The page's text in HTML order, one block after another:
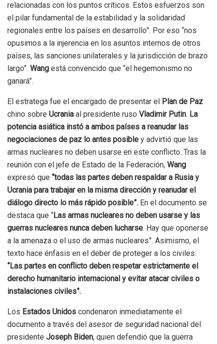
relacionadas con los puntos críticos. Estos esfuerzos son
el pilar fundamental de la estabilidad y la solidaridad
regionales entre los países en desarrollo”. Por eso “nos
opusimos a la injerencia en los asuntos internos de otros
países, las sanciones unilaterales y la jurisdicción de brazo
largo”. Wang está convencido que “el hegemonismo no
ganará”.
El estratega fue el encargado de presentar el
Plan de Paz
chino sobre Ucrania al presidente ruso Vladimir Putin. La
potencia asiática instó a ambos países a reanudar las
negociaciones de paz lo antes posible y advirtió que las
armas nucleares no deben usarse en este conflicto. Tras la
reunión con el jefe de Estado de la Federación, Wang
expresó que “todas las partes deben respaldar a Rusia y
Ucrania para trabajar en la misma dirección y reanudar el
diálogo directo lo más rápido posible”. En el documento se
destaca que “Las armas nucleares no deben usarse y las
guerras nucleares nunca deben lucharse. Hay que oponerse
a la amenaza o el uso de armas nucleares”. Asimismo, el
texto hace énfasis en el deber de proteger a los civiles:
“Las partes en conflicto deben respetar estrictamente el
derecho humanitario internacional y evitar atacar civiles o
instalaciones civiles”.
Los Estados Unidos condenaron inmediatamente el
documento a través del asesor de seguridad nacional del
presidente Joseph Biden, quien defendió que la guerra